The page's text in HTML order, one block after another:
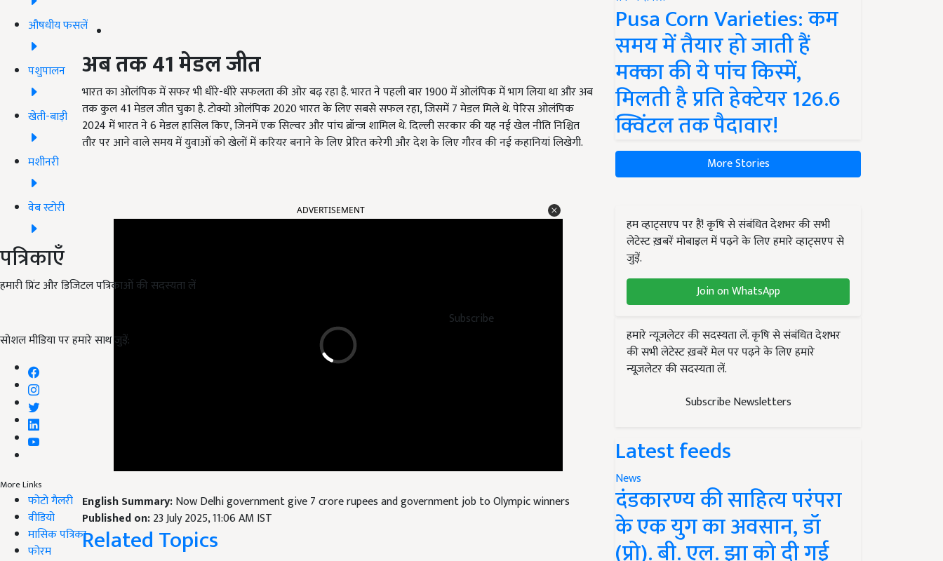
औषधीय फसलें
पशुपालन
खेती-बाड़ी
मशीनरी
वेब स्टोरी
पत्रिकाएँ
हमारी प्रिंट और डिजिटल पत्रिकाओं की सदस्यता लें
Subscribe
सोशल मीडिया पर हमारे साथ जुड़ें:
More Links
फोटो गैलरी
वीडियो
मासिक पत्रिका
फोरम
अब तक 41मेडल जीत
भारत का ओलंपिक में सफर भी धीरे-धीरे सफलता की ओर बढ़ रहा है. भारत ने पहली बार 1900 में ओलंपिक में भाग लिया था और अब
तक कुल 41 मेडल जीत चुका है. टोक्यो ओलंपिक 2020 भारत के लिए सबसे सफल रहा, जिसमें 7 मेडल मिले थे. पेरिस ओलंपिक
2024 में भारत ने 6 मेडल हासिल किए, जिनमें एक सिल्वर और पांच ब्रॉन्ज शामिल थे. दिल्ली सरकार की यह नई खेल नीति निश्चित
तौर पर आने वाले समय में युवाओं को खेलों में करियर बनाने के लिए प्रेरित करेगी और देश के लिए गौरव की नई कहानियां लिखेगी.
Published on:23 July 2025, 11:06 AM IST
Related Topics
News
Pusa Corn Varieties: कम
समय में तैयार हो जाती हैं
मक्का की ये पांच किस्में,
मिलती है प्रति हेक्टेयर 126.6
क्विंटल तक पैदावार!
More Stories
हम व्हाट्सएप पर हैं! कृषि से संबंधित देशभर की सभी
लेटेस्ट ख़बरें मोबाइल में पढ़ने के लिए हमारे व्हाट्सएप से
जुड़ें.
Join on WhatsApp
हमारे न्यूज़लेटर की सदस्यता लें. कृषि से संबंधित देशभर
की सभी लेटेस्ट ख़बरें मेल पर पढ़ने के लिए हमारे
न्यूज़लेटर की सदस्यता लें.
Subscribe Newsletters
Latest feeds
News
दंडकारण्य की साहित्य परंपरा
के एक युग का अवसान, डॉ